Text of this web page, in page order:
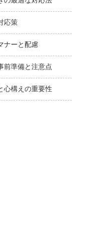
応策
ナーと配慮
前準備と注意点
心構えの重要性